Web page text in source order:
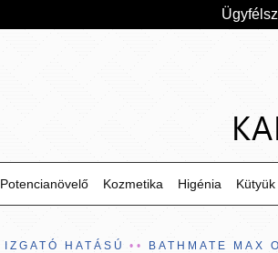
Potencianövelő Kozmetika Higénia Kütyük
IZGATÓ HATÁSÚ BATHMATE MAX